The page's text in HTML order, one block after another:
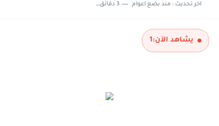
اخر تحديث :منذ بضع اعوام 3 دقائق للقراءة
يشاهد الآن:1